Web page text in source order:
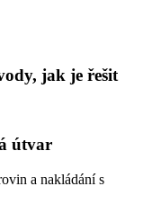
jak je řešit
útvar
a nakládání s